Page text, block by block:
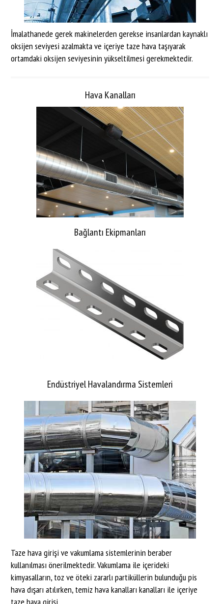
İmalathanede gerek makinelerden gerekse insanlardan kaynaklı
oksijen seviyesi azalmakta ve içeriye taze hava taşıyarak
ortamdaki oksijen seviyesinin yükseltilmesi gerekmektedir.
Hava Kanalları
Bağlantı Ekipmanları
Endüstriyel Havalandırma Sistemleri
Taze hava girişi ve vakumlama sistemlerinin beraber
kullanılması önerilmektedir. Vakumlama ile içerideki
kimyasalların, toz ve öteki zararlı partiküllerin bulunduğu pis
hava dışarı atılırken, temiz hava kanalları kanalları ile içeriye